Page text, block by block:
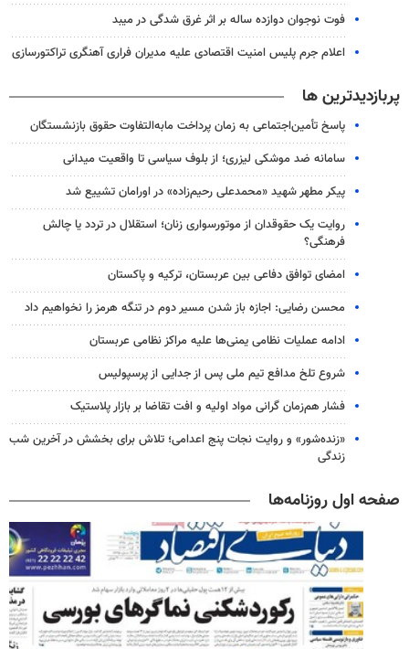
فوت نوجوان دوازده ساله بر اثر غرق شدگی در میبد
اعلام جرم پلیس امنیت اقتصادی علیه مدیران فراری آهنگری تراکتورسازی
پربازدیدترین ها
پاسخ تأمین‌اجتماعی به زمان پرداخت مابه‌التفاوت حقوق بازنشستگان
سامانه ضد موشکی لیزری؛ از بلوف سیاسی تا واقعیت میدانی
پیکر مطهر شهید «محمدعلی رحیم‌زاده» در اورامان تشییع شد
روایت یک حقوقدان از موتورسواری زنان؛ استقلال در تردد یا چالش
فرهنگی؟
امضای توافق دفاعی بین عربستان، ترکیه و پاکستان
محسن رضایی: اجازه باز شدن مسیر دوم در تنگه هرمز را نخواهیم داد
ادامه عملیات نظامی یمنی‌ها علیه مراکز نظامی عربستان
شروع تلخ مدافع تیم ملی پس از جدایی از پرسپولیس
فشار هم‌زمان گرانی مواد اولیه و افت تقاضا بر بازار پلاستیک
«زنده‌شور» و روایت نجات پنج اعدامی؛ تلاش برای بخشش در آخرین شب
زندگی
صفحه اول روزنامه‌ها